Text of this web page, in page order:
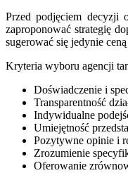
Przed podjęciem decyzji
zaproponować strategię
sugerować się jedynie
Kryteria wyboru agencji
Doświadczenie i
Transparentność
Indywidualne
Umiejętność
Pozytywne opinie i
Zrozumienie
Oferowanie